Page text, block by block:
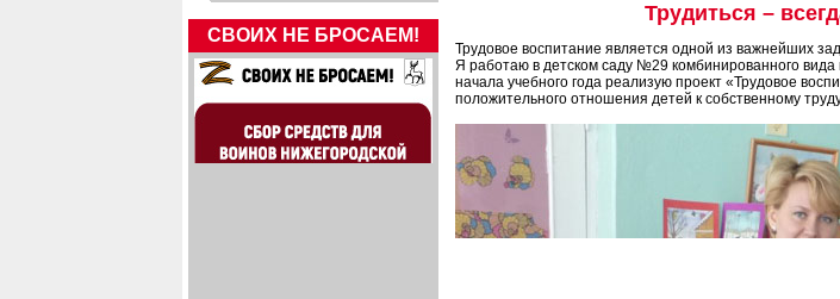
СВОИХ НЕ БРОСАЕМ!
Трудиться –
Трудовое воспитание является одной из важнейших
Я работаю в детском саду №29 комбинированного вида
начала учебного года реализую проект «Трудовое
положительного отношения детей к собственному